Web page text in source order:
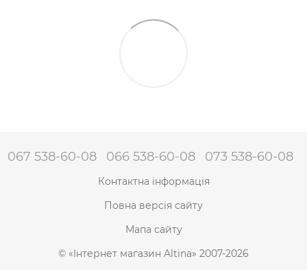
067 538-60-08 066 538-60-08 073 538-60-08
Контактна інформація
Повна версія сайту
Мапа сайту
© «Інтернет магазин Altina» 2007-2026